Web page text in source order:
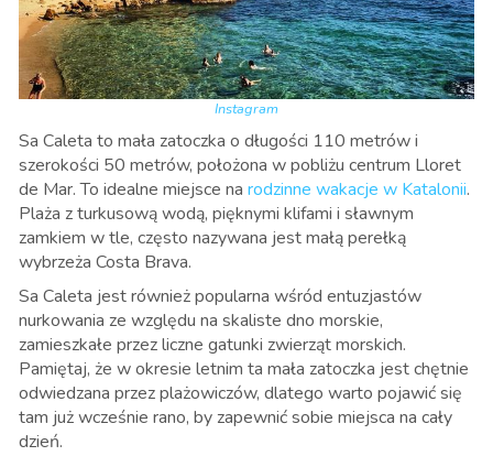
Instagram
Sa Caleta to mała zatoczka o długości 110 metrów i
szerokości 50 metrów, położona w pobliżu centrum Lloret
de Mar. To idealne miejsce na rodzinne wakacje w Katalonii.
Plaża z turkusową wodą, pięknymi klifami i sławnym
zamkiem w tle, często nazywana jest małą perełką
wybrzeża Costa Brava.
Sa Caleta jest również popularna wśród entuzjastów
nurkowania ze względu na skaliste dno morskie,
zamieszkałe przez liczne gatunki zwierząt morskich.
Pamiętaj, że w okresie letnim ta mała zatoczka jest chętnie
odwiedzana przez plażowiczów, dlatego warto pojawić się
tam już wcześnie rano, by zapewnić sobie miejsca na cały
dzień.